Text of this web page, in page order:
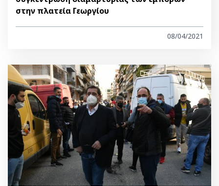
στην πλατεία Γεωργίου
08/04/2021